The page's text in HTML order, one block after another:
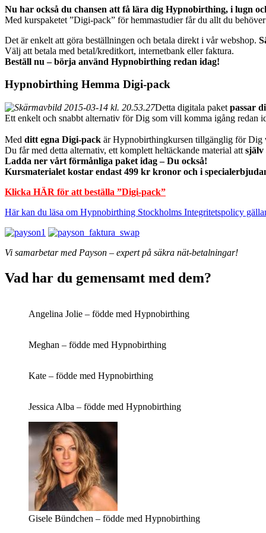
Nu har också du chansen att få lära dig Hypnobirthing, i lugn
Med kurspaketet ”Digi-pack” för hemmastudier får du allt du
Det är enkelt att göra beställningen och betala direkt i vår webshop.
Välj att betala med betal/kreditkort, internetbank eller faktura.
Beställ nu – börja använd Hypnobirthing redan idag!
Hypnobirthing Hemma Digi-pack
Detta digitala paket passar
Ett enkelt och snabbt alternativ för Dig som vill komma igång redan
Med ditt egna Digi-pack är Hypnobirthingkursen tillgänglig för Dig
Du får med detta alternativ, ett komplett heltäckande material att själv
Ladda ner vårt förmånliga paket idag – Du också!
Kursmaterialet kostar endast 499 kr kronor och i
Klicka HÄR för att beställa ”Digi-pack”
Här kan du läsa om Hypnobirthing Stockholms Integritetspolicy
Vi samarbetar med Payson – expert på säkra nät-betalningar!
Vad har du gemensamt med dem?
Angelina Jolie – födde med Hypnobirthing
Meghan – födde med Hypnobirthing
Kate – födde med Hypnobirthing
Jessica Alba – födde med Hypnobirthing
Gisele Bündchen – födde med Hypnobirthing